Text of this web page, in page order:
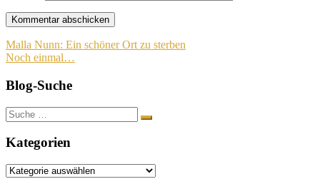
Beitragsnavigation
Malla Nunn: Ein schöner Ort zu sterben
Noch einmal…
Blog-Suche
Suche
nach:
Kategorien
Kategorien